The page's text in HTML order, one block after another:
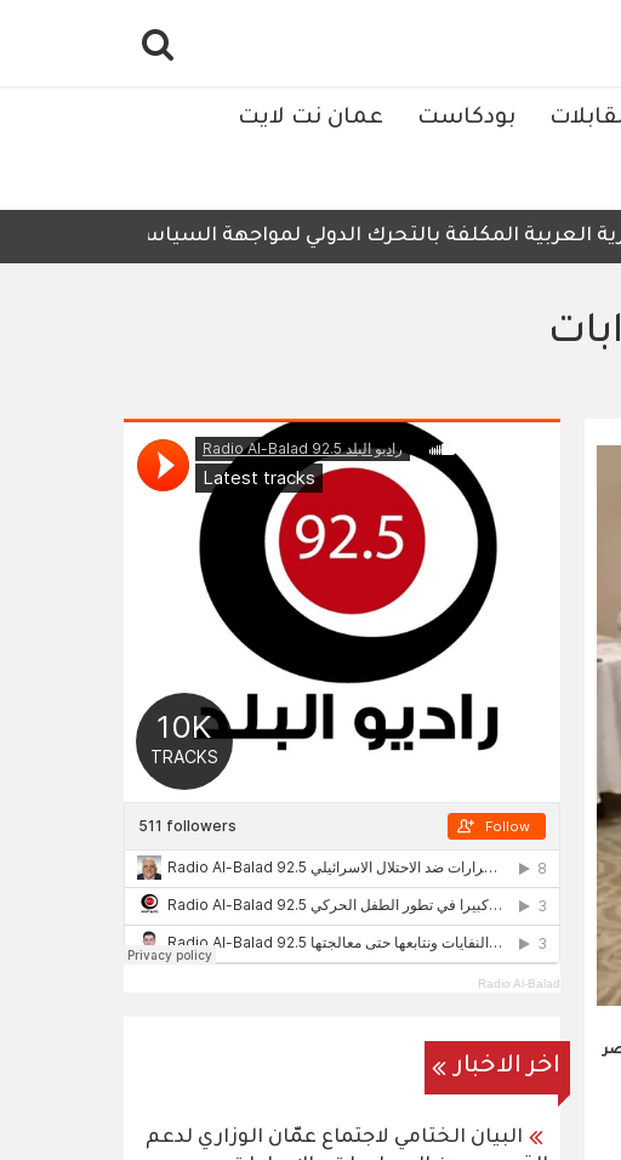
بودكاست عمان نت لايت
المكلفة بالتحرك الدولي لمواجهة السياسات والإجراءات
Radio Al-Balad
اخر الاخبار
البيان الختامي لاجتماع عمّان الوزاري لدعم